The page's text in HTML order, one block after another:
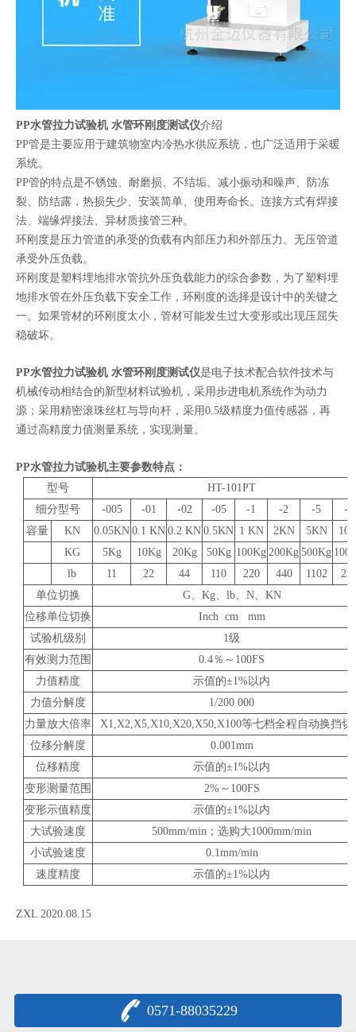
PP水管拉力试验机 水管环刚度测试仪介绍
PP管是主要应用于建筑物室内冷热水供应系统，也广泛适用于采暖
系统。
PP管的特点是不锈蚀、耐磨损、不结垢、减小振动和噪声、防冻
裂、防结露，热损失少、安装简单、使用寿命长。连接方式有焊接
法、端缘焊接法、异材质接管三种。
环刚度是压力管道的承受的负载有内部压力和外部压力。无压管道
承受外压负载。
环刚度是塑料埋地排水管抗外压负载能力的综合参数，为了塑料埋
地排水管在外压负载下安全工作，环刚度的选择是设计中的关键之
一。如果管材的环刚度太小，管材可能发生过大变形或出现压屈失
稳破坏。
PP水管拉力试验机 水管环刚度测试仪是电子技术配合软件技术与
机械传动相结合的新型材料试验机，采用步进电机系统作为动力
源；采用精密滚珠丝杠与导向杆，采用0.5级精度力值传感器，再
通过高精度力值测量系统，实现测量。
PP水管拉力试验机主要参数特点：
型号
HT-101PT
细分型号
-005 -01 -02 -05 -1 -2 -5
-
容量
KN 0.05KN 0.1 KN 0.2 KN 0.5KN 1 KN 2KN 5KN
KG
5Kg 10Kg 20Kg 50Kg 100Kg 200Kg 500Kg
lb
11 22 44 110 220 440 1102
单位切换
G、Kg、lb、N、KN
位移单位切换
Inch cm mm
试验机级别
1级
有效测力范围
0.4％～100FS
力值精度
示值的±1%以内
力值分解度
1/200 000
力量放大倍率
X1,X2,X5,X10,X20,X50,X100等七档全程自动换挡切
位移分解度
0.001mm
位移精度
示值的±1%以内
变形测量范围
2%～100FS
变形示值精度
示值的±1%以内
大试验速度
500mm/min；选购大1000mm/min
小试验速度
0.1mm/min
速度精度
示值的±1%以内
ZXL 2020.08.15
0571-88035229